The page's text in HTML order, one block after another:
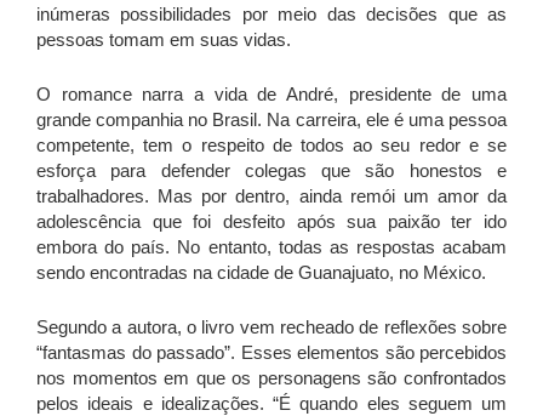
inúmeras possibilidades por meio das decisões que as
pessoas tomam em suas vidas.
O romance narra a vida de André, presidente de uma
grande companhia no Brasil. Na carreira, ele é uma pessoa
competente, tem o respeito de todos ao seu redor e se
esforça para defender colegas que são honestos e
trabalhadores. Mas por dentro, ainda remói um amor da
adolescência que foi desfeito após sua paixão ter ido
embora do país. No entanto, todas as respostas acabam
sendo encontradas na cidade de Guanajuato, no México.
Segundo a autora, o livro vem recheado de reflexões sobre
“fantasmas do passado”. Esses elementos são percebidos
nos momentos em que os personagens são confrontados
pelos ideais e idealizações. “É quando eles seguem um